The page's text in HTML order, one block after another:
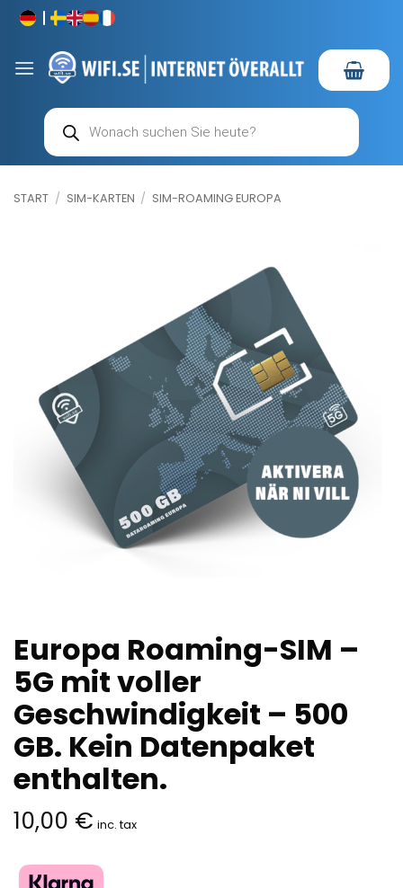
Zum
Inhalt
springen
Products
search
START / SIM-KARTEN / SIM-ROAMING EUROPA
Europa Roaming-SIM –
5G mit voller
Geschwindigkeit – 500
GB. Kein Datenpaket
enthalten.
10,00 € inc. tax